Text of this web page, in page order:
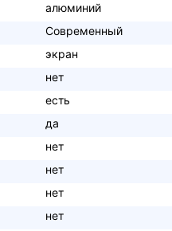
алюминий
Современный
экран
нет
есть
да
нет
нет
нет
нет